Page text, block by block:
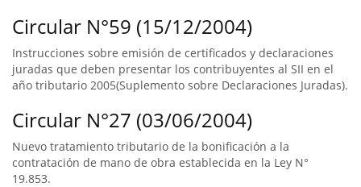
Circular N°59 (15/12/2004)
Instrucciones sobre emisión de certificados y declaraciones
juradas que deben presentar los contribuyentes al SII en el
año tributario 2005(Suplemento sobre Declaraciones Juradas).
Circular N°27 (03/06/2004)
Nuevo tratamiento tributario de la bonificación a la
contratación de mano de obra establecida en la Ley N°
19.853.